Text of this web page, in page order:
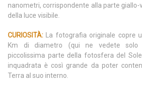
nanometri, corrispondente alla parte
della luce visibile.
CURIOSITÀ: La fotografia originale copre
Km di diametro (qui ne vedete solo
piccolissima parte della fotosfera del
inquadrata è così grande da poter
Terra al suo interno.